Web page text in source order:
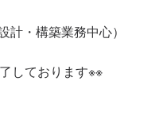
計・構築業務中心）
しております※※